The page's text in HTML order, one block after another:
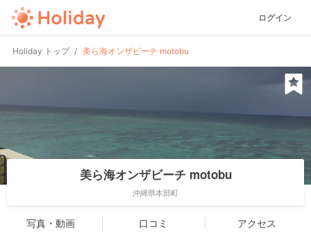
ログイン
Holiday トップ 美ら海オンザビーチ motobu
美ら海オンザビーチ motobu
沖縄県本部町
写真・動画 口コミ アクセス